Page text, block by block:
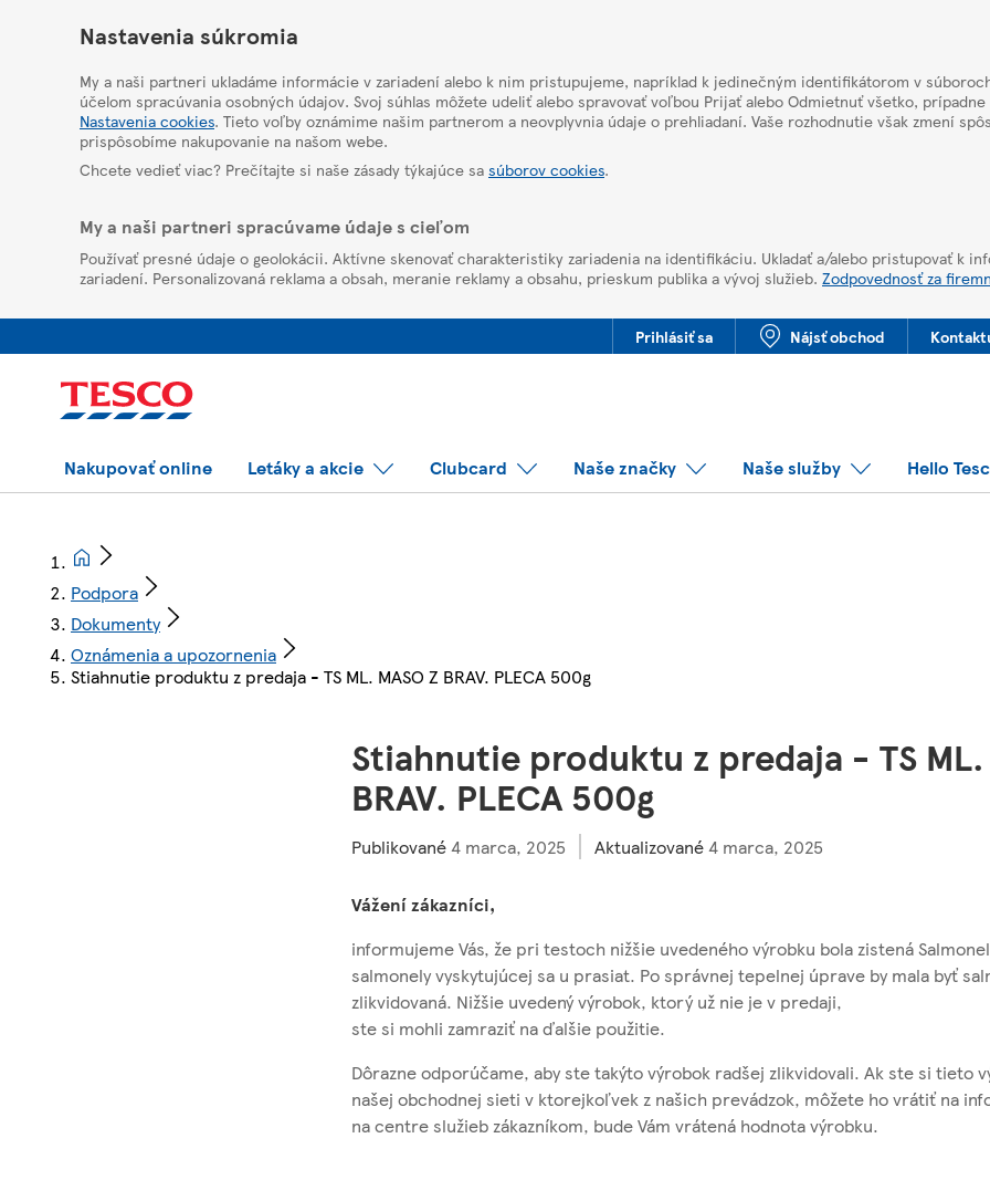
HelpPage
Nastavenia súkromia
My a naši partneri ukladáme informácie v zariadení alebo k nim pristupujeme, napríklad k jedinečným identifikátorom v
účelom spracúvania osobných údajov. Svoj súhlas môžete udeliť alebo spravovať voľbou Prijať alebo Odmietnuť všetko,
Nastavenia cookies. Tieto voľby oznámime našim partnerom a neovplyvnia údaje o prehliadaní. Vaše rozhodnutie však zmení
prispôsobíme nakupovanie na našom webe.
Chcete vedieť viac? Prečítajte si naše zásady týkajúce sa súborov cookies.
My a naši partneri spracúvame údaje s cieľom
Používať presné údaje o geolokácii. Aktívne skenovať charakteristiky zariadenia na identifikáciu. Ukladať a/alebo pristupovať k
zariadení. Personalizovaná reklama a obsah, meranie reklamy a obsahu, prieskum publika a vývoj služieb. Zodpovednosť za
Prihlásiť sa Nájsť obchod
Nakupovať online Letáky a akcie Clubcard Naše značky Naše služby Hello
Podpora
Dokumenty
Oznámenia a upozornenia
Stiahnutie produktu z predaja - TS ML. MASO Z BRAV. PLECA 500g
Stiahnutie produktu z predaja - TS ML.
BRAV. PLECA 500g
Publikované4 marca, 2025 Aktualizované4 marca, 2025
Vážení zákazníci,
informujeme Vás, že pri testoch nižšie uvedeného výrobku bola zistená
salmonely vyskytujúcej sa u prasiat. Po správnej tepelnej úprave by mala byť
zlikvidovaná. Nižšie uvedený výrobok, ktorý už nie je v predaji,
ste si mohli zamraziť na ďalšie použitie.
Dôrazne odporúčame, aby ste takýto výrobok radšej zlikvidovali. Ak ste si tieto
našej obchodnej sieti v ktorejkoľvek z našich prevádzok, môžete ho vrátiť na
na centre služieb zákazníkom, bude Vám vrátená hodnota výrobku.